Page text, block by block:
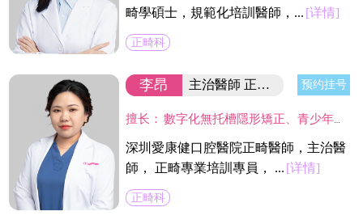
畸學碩士，規範化培訓醫師，... [详情]
正畸科
李昂 主治醫師 正畸學碩士 预约挂号
擅长： 數字化無托槽隱形矯正、青少年早期矯正、個性化舌側矯正及Insignia數字化精準高效唇側矯正。
深圳愛康健口腔醫院正畸醫師，主治醫
師， 正畸專業培訓專員， ... [详情]
正畸科